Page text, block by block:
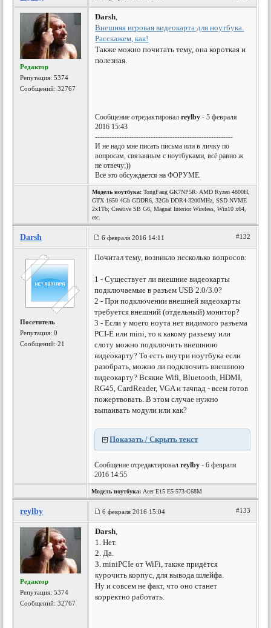
Редактор
Репутация:5374
Сообщений: 32767
Darsh,
Внешняя игровая видеокарта для ноутбука.
Расскажем, как!
Также можно почитать тему, она короткая и
полезная.
Сообщение отредактировалreylby - 5 февраля
2016 15:43
---------------------------------------------------------
И не надо мне писать письма или в личку по
вопросам, связанным с ноутбуками, всё равно ж
не отвечу;))
Всё это обсуждается на ФОРУМЕ.
Модель ноутбука: TongFang GK7NP5R: AMD Ryzen 4800H,
GTX 1650 4Gb GDDR6, 32Gb DDR4-3200MHz, SSD NVME
2x1Tb; Creative SB G6, Magnat Interior Wireless, Win10 x64,
etc.
Darsh 6 февраля 2016 14:11 #132
Посетитель
Репутация:0
Сообщений: 21
Почитал тему, возникло несколько вопросов:
1 - Существует ли внешние видеокарты
подключаемые в разъем USB 2.0/3.0?
2 - При подключении внешней видеокарты
требуется внешний (отдельный) монитор?
3 - Если у моего ноута нет видимого разъема
PCI-E или mini, то к какому разъему или
слоту можно подключить внешнюю
видеокарту? То есть внутри ноутбука если
разобрать, можно ли подключить внешнюю
видеокарту? Всякие Wifi, Bluetooth, HDMI,
RG45, CardReader, VGA и тачпад - всем готов
пожертвовать. В этом случае нужно
выпаивать модули или как?
Показать / Скрыть текст
Сообщение отредактировалreylby - 6 февраля
2016 14:55
Модель ноутбука: Acer E15 E5-573-C68M
reylby 6 февраля 2016 15:04 #133
Редактор
Репутация:5374
Сообщений: 32767
Darsh,
1. Нет.
2. Да.
3. miniPCIe от WiFi, также придётся
курочить корпус, для вывода шлейфа.
Ну и совсем не факт, что оно станет
корректно работать.